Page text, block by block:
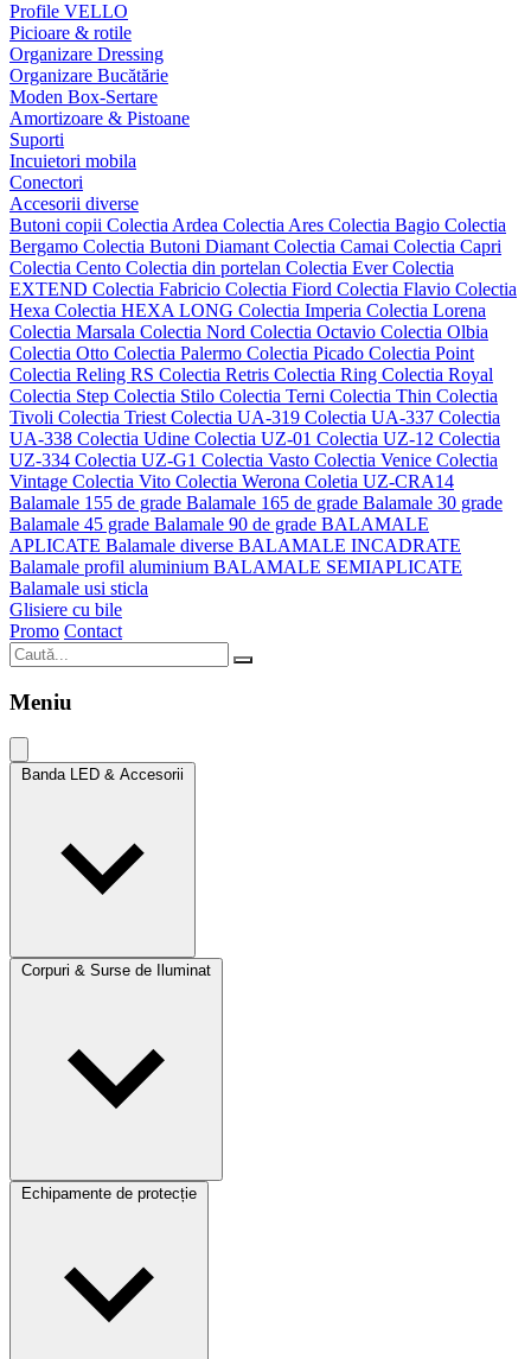
Profile VELLO
Picioare & rotile
Organizare Dressing
Organizare Bucătărie
Moden Box-Sertare
Amortizoare & Pistoane
Suporti
Incuietori mobila
Conectori
Accesorii diverse
Butoni copii Colectia Ardea Colectia Ares Colectia Bagio Colectia
Bergamo Colectia Butoni Diamant Colectia Camai Colectia Capri
Colectia Cento Colectia din portelan Colectia EverColectia
EXTEND Colectia Fabricio Colectia Fiord Colectia Flavio Colectia
Hexa Colectia HEXA LONG Colectia Imperia Colectia Lorena
Colectia Marsala Colectia Nord Colectia Octavio Colectia Olbia
Colectia Otto Colectia Palermo Colectia Picado Colectia Point
Colectia Reling RS Colectia Retris Colectia Ring Colectia Royal
Colectia Step Colectia Stilo Colectia Terni Colectia Thin Colectia
Tivoli Colectia Triest Colectia UA-319 Colectia UA-337 Colectia
UA-338 Colectia Udine Colectia UZ-01 Colectia UZ-12 Colectia
UZ-334 Colectia UZ-G1 Colectia Vasto Colectia Venice Colectia
Vintage Colectia Vito Colectia Werona Coletia UZ-CRA14
Balamale 155 de grade Balamale 165 de grade Balamale 30 grade
Balamale 45 grade Balamale 90 de grade BALAMALE
APLICATE Balamale diverse BALAMALE INCADRATE
Balamale profil aluminium BALAMALE SEMIAPLICATE
Balamale usi sticla
Glisiere cu bile
Promo Contact
Meniu
Banda LED & Accesorii
Corpuri & Surse de Iluminat
Echipamente de protecție